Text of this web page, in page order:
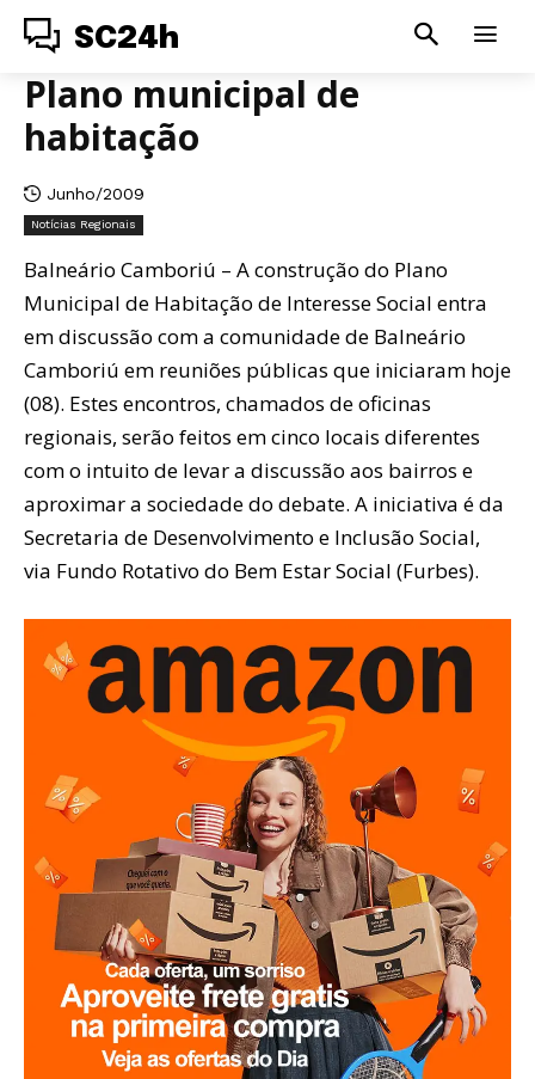
SC24h
Plano municipal de
habitação
Junho/2009
Notícias Regionais
Balneário Camboriú – A construção do Plano
Municipal de Habitação de Interesse Social entra
em discussão com a comunidade de Balneário
Camboriú em reuniões públicas que iniciaram hoje
(08). Estes encontros, chamados de oficinas
regionais, serão feitos em cinco locais diferentes
com o intuito de levar a discussão aos bairros e
aproximar a sociedade do debate. A iniciativa é da
Secretaria de Desenvolvimento e Inclusão Social,
via Fundo Rotativo do Bem Estar Social (Furbes).